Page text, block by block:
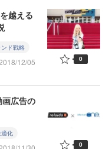
越える
ンド戦略
12/05 0
広告の
適化
0